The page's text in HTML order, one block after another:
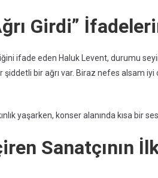
Girdi”
ifade eden Haluk Levent, durumu
şiddetli bir ağrı var. Biraz nefes alsam
yaşarken, konser alanında kısa bir
Sanatçının